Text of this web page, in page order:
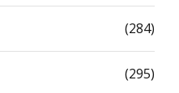
(284)
(295)